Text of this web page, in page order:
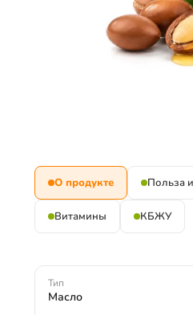
О продукте Польза
Витамины КБЖУ
Тип
Масло